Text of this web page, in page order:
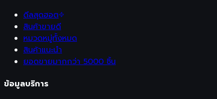
ดีลสุดฮอต
สินค้าขายดี
หมวดหมู่ทั้งหมด
สินค้าแนะนำ
ยอดขายมากกว่า 5000 ชิ้น
ข้อมูลบริการ